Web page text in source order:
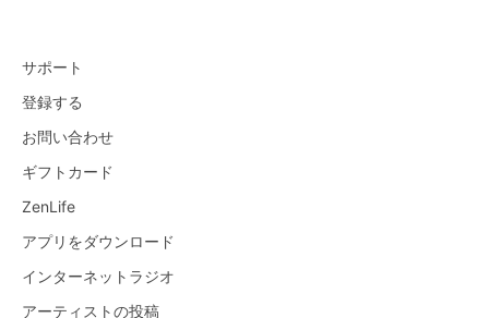
サポート
登録する
お問い合わせ
ギフトカード
ZenLife
アプリをダウンロード
インターネットラジオ
アーティストの投稿